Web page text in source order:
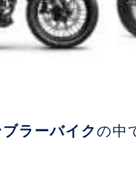
ラーバイク の中